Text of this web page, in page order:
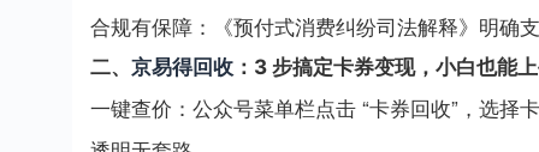
合规有保障：《预付式消费纠纷司法解释》明确
二、 京易得回收 ：3 步搞定卡券变现，小白也能
一键查价：公众号菜单栏点击 “卡券回收”，选